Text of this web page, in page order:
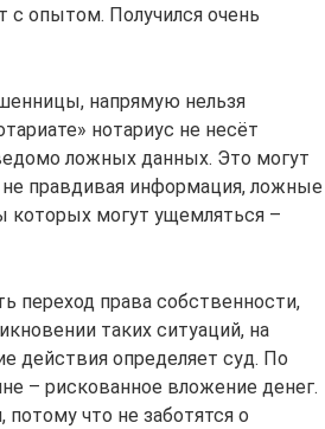
с опытом. Получился очень
напрямую нельзя
нотариус не несёт
ложных данных. Это могут
правдивая информация, ложные
которых могут ущемляться –
переход права собственности,
таких ситуаций, на
действия определяет суд. По
– рискованное вложение денег.
что не заботятся о